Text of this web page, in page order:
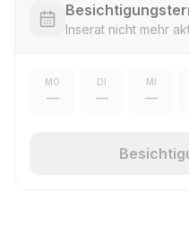
Inserat nicht mehr
MO
—
DI
—
MI
—